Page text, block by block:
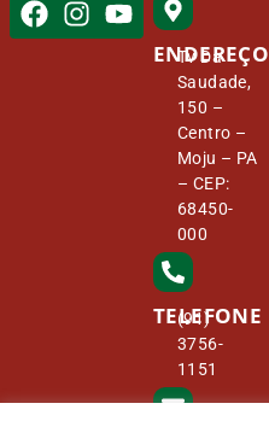
ENDEREÇO
Tv Da
Saudade,
150 –
Centro –
Moju – PA
– CEP:
68450-
000
TELEFONE
(91)
3756-
1151